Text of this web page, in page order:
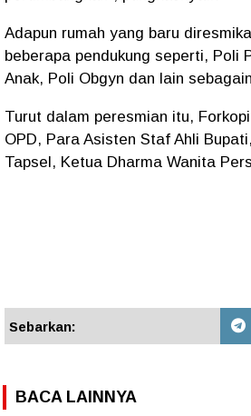
Adapun rumah yang baru
beberapa pendukung seperti, Poli
Anak, Poli Obgyn dan lain
Turut dalam peresmian itu,
OPD, Para Asisten Staf Ahli
Tapsel, Ketua Dharma Wanita
Sebarkan:
BACA LAINNYA